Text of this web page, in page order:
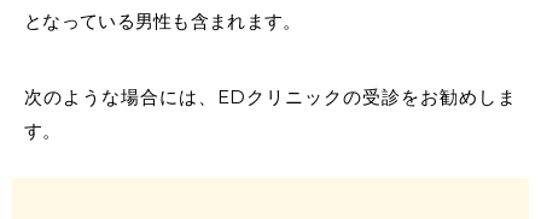
となっている男性も含まれます。
次のような場合には、EDクリニックの受診をお勧めしま
す。